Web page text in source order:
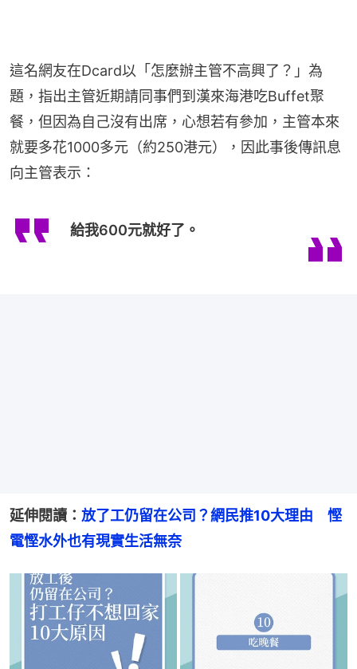
這名網友在Dcard以「怎麼辦主管不高興了？」為
題，指出主管近期請同事們到漢來海港吃Buffet聚
餐，但因為自己沒有出席，心想若有參加，主管本來
就要多花1000多元（約250港元），因此事後傳訊息
向主管表示：
給我600元就好了。
延伸閱讀： 放了工仍留在公司？網民推10大理由　慳
電慳水外也有現實生活無奈